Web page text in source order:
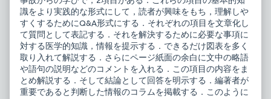
識をより実践的な形式にして，読者が興味をもち，理解しや
すくするためにQ&A形式にする．それぞれの項目を文章化し
て質問として表記する．それを解決するために必要な事項に
対する医学的知識，情報を提示する．できるだけ図表を多く
取り入れて解説する．さらにページ紙面の余白に文中の略語
や語句の説明などのコメントを入れる．この項目の内容をま
とめ解説する．そして結論として回答を明示する．編著者が
重要であると判断した情報のコラムを掲載する．このように